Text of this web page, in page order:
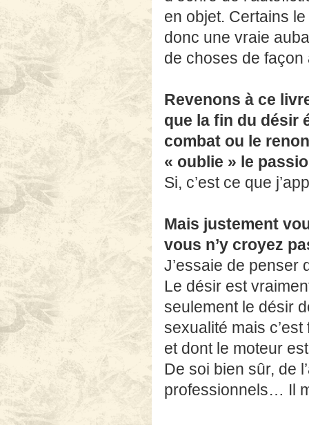
en objet. Certains
donc une vraie
de choses de façon
Revenons à ce
que la fin du désir
combat ou le
« oublie » le
Si, c’est ce que
Mais justement
vous n’y croyez
J’essaie de penser
Le désir est
seulement le désir
sexualité mais
et dont le moteur
De soi bien sûr, de
professionnels… Il